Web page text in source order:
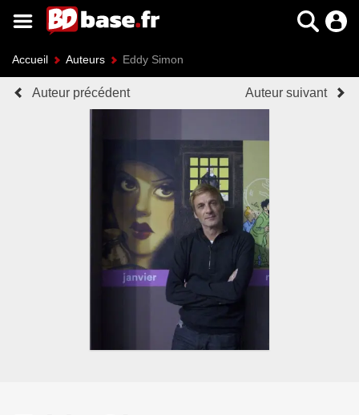
Accueil Auteurs Eddy Simon
Auteur précédent Auteur suivant